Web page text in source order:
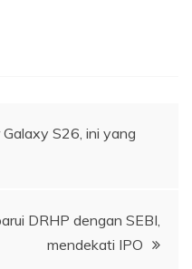
S26, ini yang
DRHP dengan SEBI,
mendekati IPO